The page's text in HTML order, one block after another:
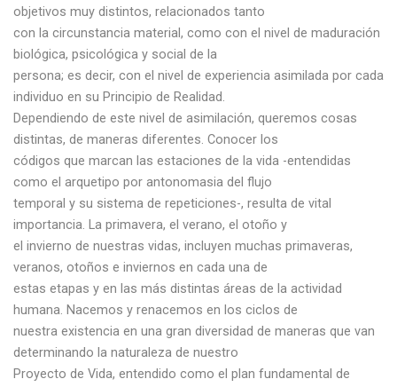
objetivos muy distintos, relacionados tanto
con la circunstancia material, como con el nivel de maduración
biológica, psicológica y social de la
persona; es decir, con el nivel de experiencia asimilada por cada
individuo en su Principio de Realidad.
Dependiendo de este nivel de asimilación, queremos cosas
distintas, de maneras diferentes. Conocer los
códigos que marcan las estaciones de la vida -entendidas
como el arquetipo por antonomasia del flujo
temporal y su sistema de repeticiones-, resulta de vital
importancia. La primavera, el verano, el otoño y
el invierno de nuestras vidas, incluyen muchas primaveras,
veranos, otoños e inviernos en cada una de
estas etapas y en las más distintas áreas de la actividad
humana. Nacemos y renacemos en los ciclos de
nuestra existencia en una gran diversidad de maneras que van
determinando la naturaleza de nuestro
Proyecto de Vida, entendido como el plan fundamental de